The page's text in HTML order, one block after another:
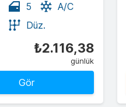
5
A/C
Düz.
₺2.116,38
günlük
Gör